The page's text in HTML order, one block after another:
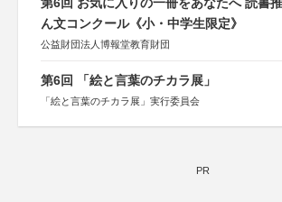
ん文コンクール《小・中学生限定》
公益財団法人博報堂教育財団
第6回 「絵と言葉のチカラ展」
「絵と言葉のチカラ展」実行委員会
PR